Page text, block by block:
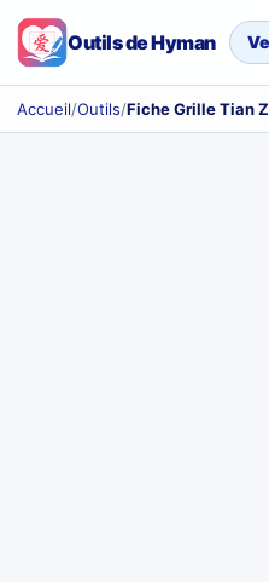
Outils de Hyman
Accueil/Outils/Fiche Grille Tian